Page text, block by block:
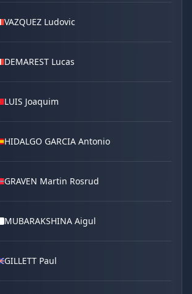
VAZQUEZ Ludovic
DEMAREST Lucas
LUIS Joaquim
HIDALGO GARCIA Antonio
GRAVEN Martin Rosrud
MUBARAKSHINA Aigul
GILLETT Paul